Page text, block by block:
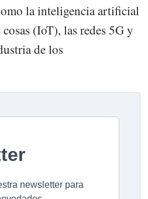
la inteligencia artificial
(IoT), las redes 5G y
de los